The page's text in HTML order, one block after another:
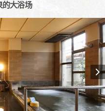
的大浴场